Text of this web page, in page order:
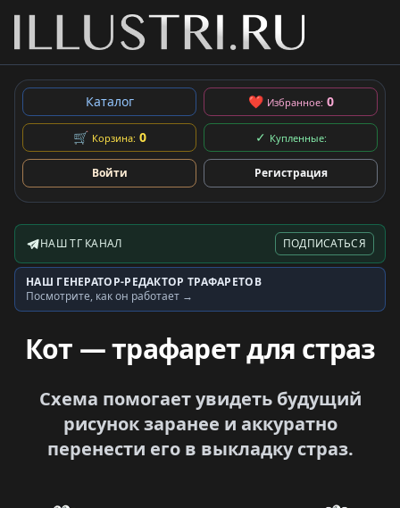
Каталог ❤ Избранное: 0
🛒 Корзина: 0 ✓ Купленные:
Войти Регистрация
Telegram-канал
НАШ ТГ КАНАЛ ПОДПИСАТЬСЯ
Генератор трафаретов
НАШ ГЕНЕРАТОР-РЕДАКТОР ТРАФАРЕТОВ
Посмотрите, как он работает →
Кот — трафарет для страз
Схема помогает увидеть будущий
рисунок заранее и аккуратно
перенести его в выкладку страз.